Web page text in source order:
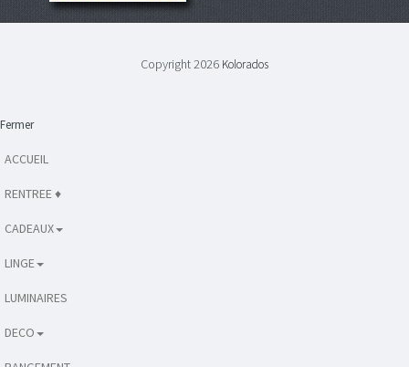
Copyright 2026 Kolorados
Fermer
ACCUEIL
RENTREE ♦
CADEAUX
LINGE
LUMINAIRES
DECO